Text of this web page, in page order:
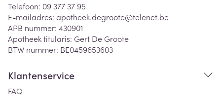
Telefoon: 09 377 37 95
E-mailadres: apotheek.degroote@telenet.be
APB nummer: 430901
Apotheek titularis: Gert De Groote
BTW nummer: BE0459653603
Klantenservice
FAQ